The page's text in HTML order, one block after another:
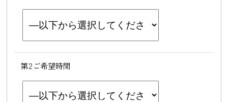
第2ご希望時間